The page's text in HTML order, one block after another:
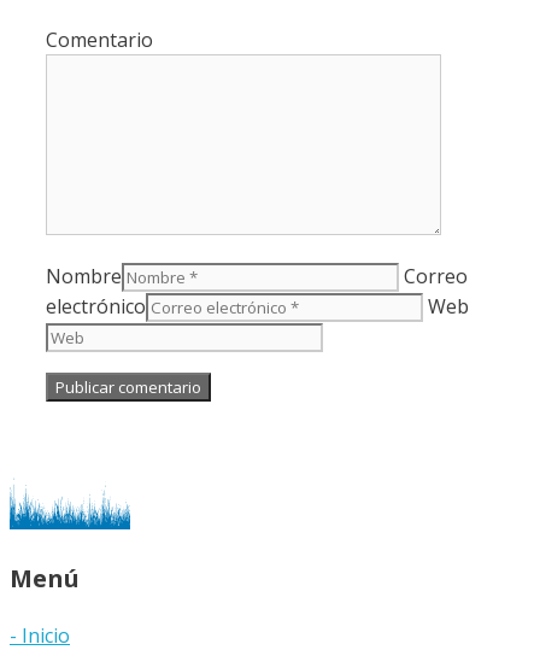
Comentario
Nombre
Correo
electrónico
Web
Menú
- Inicio